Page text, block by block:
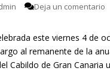
Deja un comentario
este viernes 4 de
al remanente de la
Cabildo de Gran